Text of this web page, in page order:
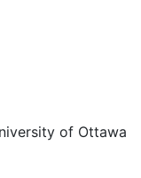
of Ottawa